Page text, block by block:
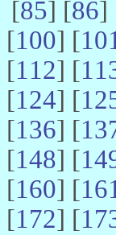
[85] [86]
[100] [
[112] [
[124] [
[136] [
[148] [
[160] [
[172] [